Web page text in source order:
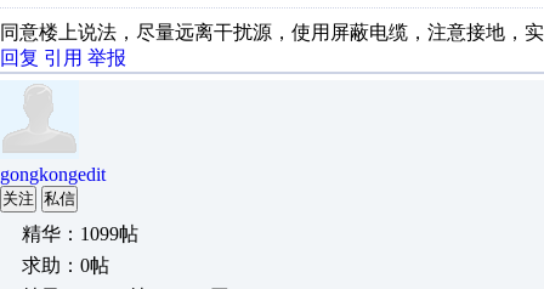
同意楼上说法，尽量远离干扰源，使用屏蔽电缆，注意接地，
回复 引用 举报
gongkongedit
关注 私信
精华：1099帖
求助：0帖